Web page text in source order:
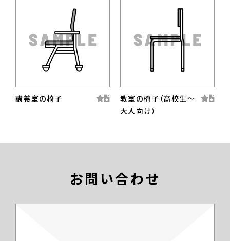
講義室の椅子
教室の椅子（高校生〜
大人向け）
お問い合わせ